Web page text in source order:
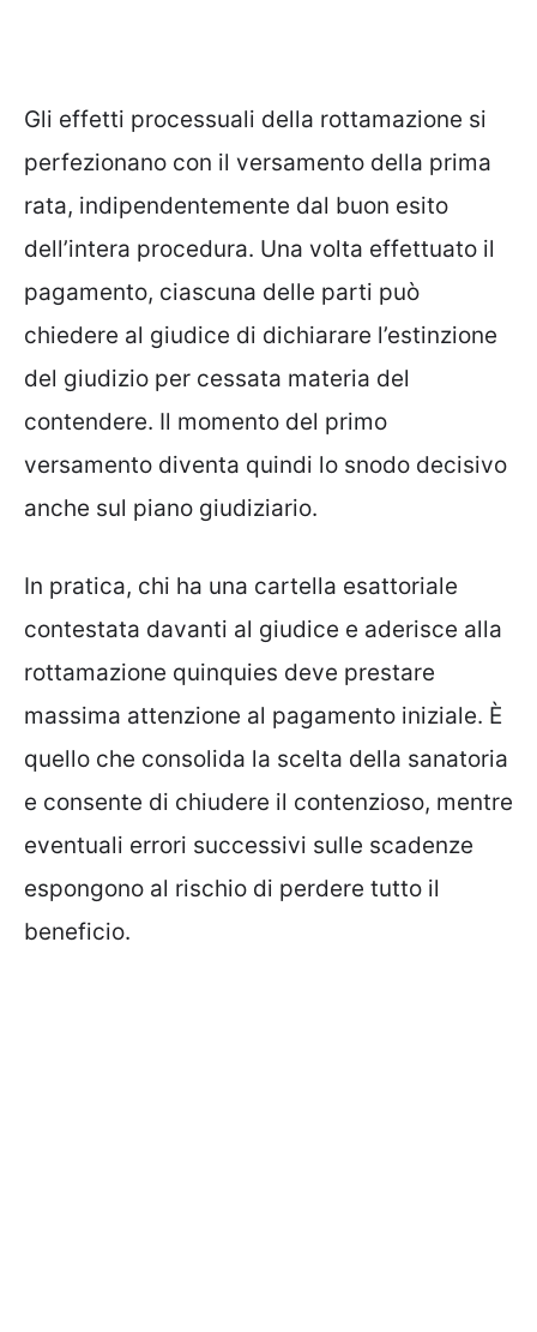
Gli effetti processuali della rottamazione si
perfezionano con il versamento della prima
rata, indipendentemente dal buon esito
dell’intera procedura. Una volta effettuato il
pagamento, ciascuna delle parti può
chiedere al giudice di dichiarare l’estinzione
del giudizio per cessata materia del
contendere. Il momento del primo
versamento diventa quindi lo snodo decisivo
anche sul piano giudiziario.
In pratica, chi ha una cartella esattoriale
contestata davanti al giudice e aderisce alla
rottamazione quinquies deve prestare
massima attenzione al pagamento iniziale. È
quello che consolida la scelta della sanatoria
e consente di chiudere il contenzioso, mentre
eventuali errori successivi sulle scadenze
espongono al rischio di perdere tutto il
beneficio.